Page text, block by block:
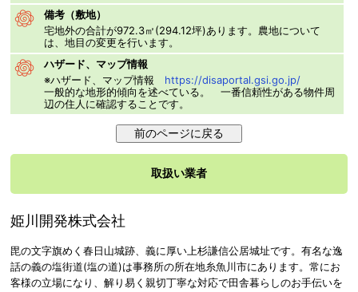
備考（敷地）
宅地外の合計が972.3㎡(294.12坪)あります。農地について
は、地目の変更を行います。
ハザード、マップ情報
※ハザード、マップ情報 https://disaportal.gsi.go.jp/
一般的な地形的傾向を述べている。 一番信頼性がある物件周
辺の住人に確認することです。
取扱い業者
姫川開発株式会社
毘の文字旗めく春日山城跡、義に厚い上杉謙信公居城址です。有名な逸
話の義の塩街道(塩の道)は事務所の所在地糸魚川市にあります。常にお
客様の立場になり、解り易く親切丁寧な対応で田舎暮らしのお手伝いを